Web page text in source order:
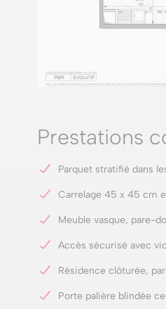
Prestations
Parquet stratifié dans
Carrelage 45 x 45 cm
Meuble vasque, pare-
Accès sécurisé avec
Résidence clôturée,
Porte palière blindée